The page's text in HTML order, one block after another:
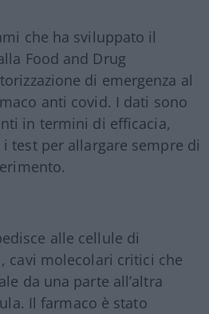
che ha sviluppato il
Food and Drug
di emergenza al
anti covid. I dati sono
in termini di efficacia,
test per allargare sempre di
alle cellule di
cavi molecolari critici che
da una parte all’altra
Il farmaco è stato